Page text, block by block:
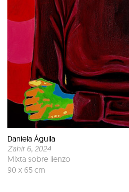
Daniela Águila
Zahir 6, 2024
Mixta sobre lienzo
90 x 65 cm